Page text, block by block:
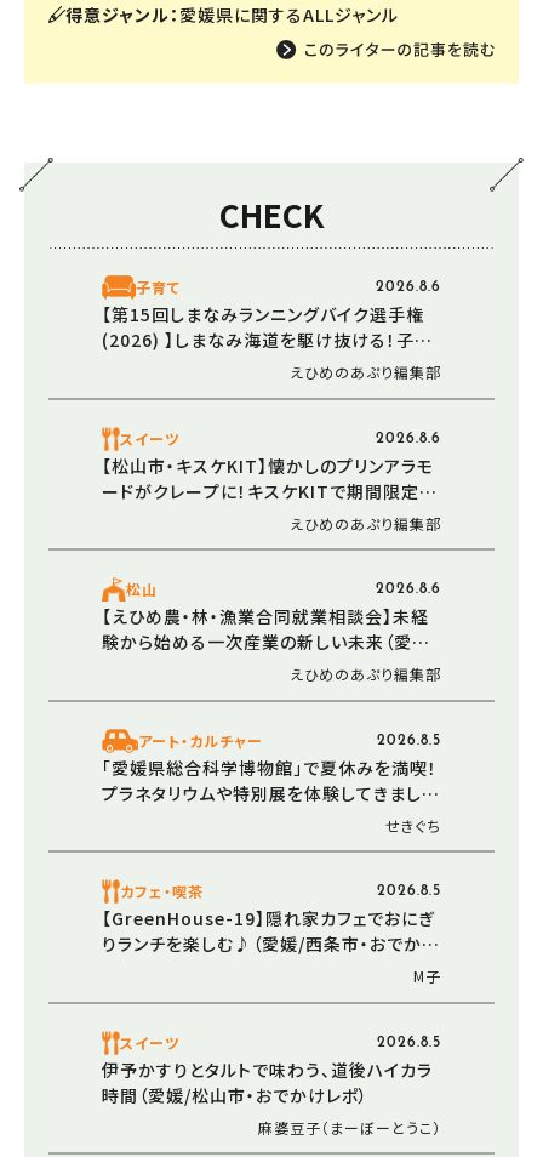
得意ジャンル： 愛媛県に関するALLジャンル
CHECK
子育て 2026.8.6
【第15回しまなみランニングバイク選手権
(2026) 】しまなみ海道を駆け抜ける！子ど
もの挑戦と笑顔が輝く秋の特別な一日（愛
えひめのあぷり編集部
スイーツ 2026.8.6
【松山市・キスケKIT】懐かしのプリンアラモ
ードがクレープに！キスケKITで期間限定販
えひめのあぷり編集部
松山 2026.8.6
【えひめ農・林・漁業合同就業相談会】未経
験から始める一次産業の新しい未来（愛媛/
えひめのあぷり編集部
アート・カルチャー 2026.8.5
「愛媛県総合科学博物館」で夏休みを満喫！
プラネタリウムや特別展を体験してきました
せきぐち
カフェ・喫茶 2026.8.5
【GreenHouse-19】隠れ家カフェでおにぎ
りランチを楽しむ♪（愛媛/西条市・おでかけ
M子
スイーツ 2026.8.5
伊予かすりとタルトで味わう、道後ハイカラ
時間（愛媛/松山市・おでかけレポ）
麻婆豆子（まーぼーとうこ）